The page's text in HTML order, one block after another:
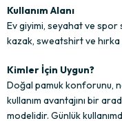
Kullanım Alanı
Ev giyimi, seyahat ve spor
kazak, sweatshirt ve
Kimler İçin Uygun?
Doğal pamuk konforunu,
kullanım avantajını bir
modelidir. Günlük